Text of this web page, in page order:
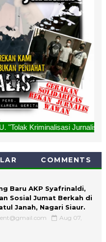
Jurnalis, Rekan Kami
COMMENTS
Baru AKP Syafrinaldi,
Sosial Jumat Berkah di
Janah, Nagari Siaur.
Aug 07,